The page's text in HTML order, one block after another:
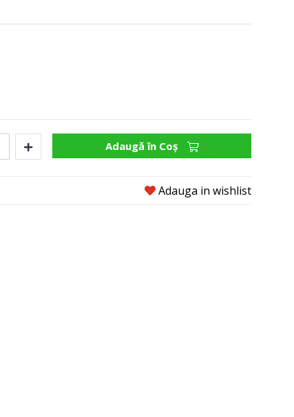
Adaugă în Coş
Adauga in wishlist